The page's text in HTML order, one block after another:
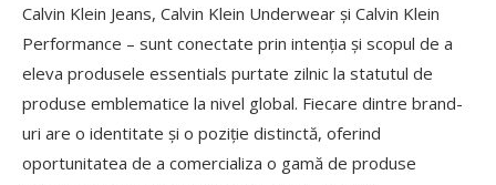
Calvin Klein Jeans, Calvin Klein Underwear și Calvin Klein
Performance – sunt conectate prin intenția și scopul de a
eleva produsele essentials purtate zilnic la statutul de
produse emblematice la nivel global. Fiecare dintre brand-
uri are o identitate și o poziție distinctă, oferind
oportunitatea de a comercializa o gamă de produse